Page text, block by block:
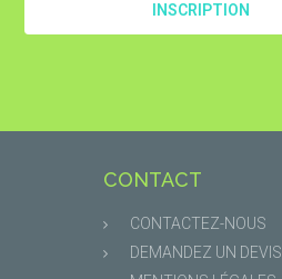
INSCRIPTION
CONTACT
CONTACTEZ-NOUS
DEMANDEZ UN DEVIS